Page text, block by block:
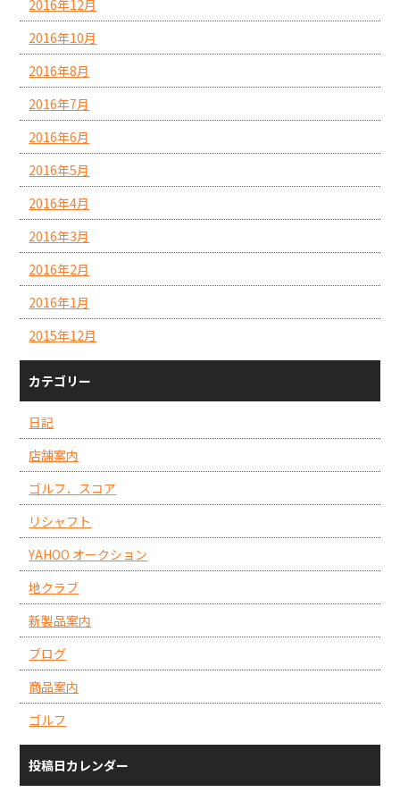
2016年12月
2016年10月
2016年8月
2016年7月
2016年6月
2016年5月
2016年4月
2016年3月
2016年2月
2016年1月
2015年12月
カテゴリー
日記
店舗案内
ゴルフ．スコア
リシャフト
YAHOO オークション
地クラブ
新製品案内
ブログ
商品案内
ゴルフ
投稿日カレンダー